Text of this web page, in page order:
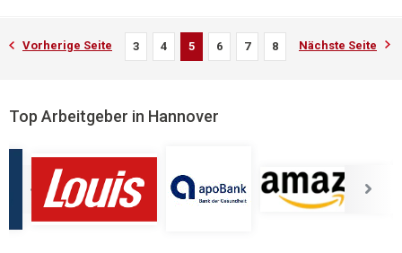
Vorherige Seite 3 4 5 6 7 8 Nächste Seite
Top Arbeitgeber in Hannover